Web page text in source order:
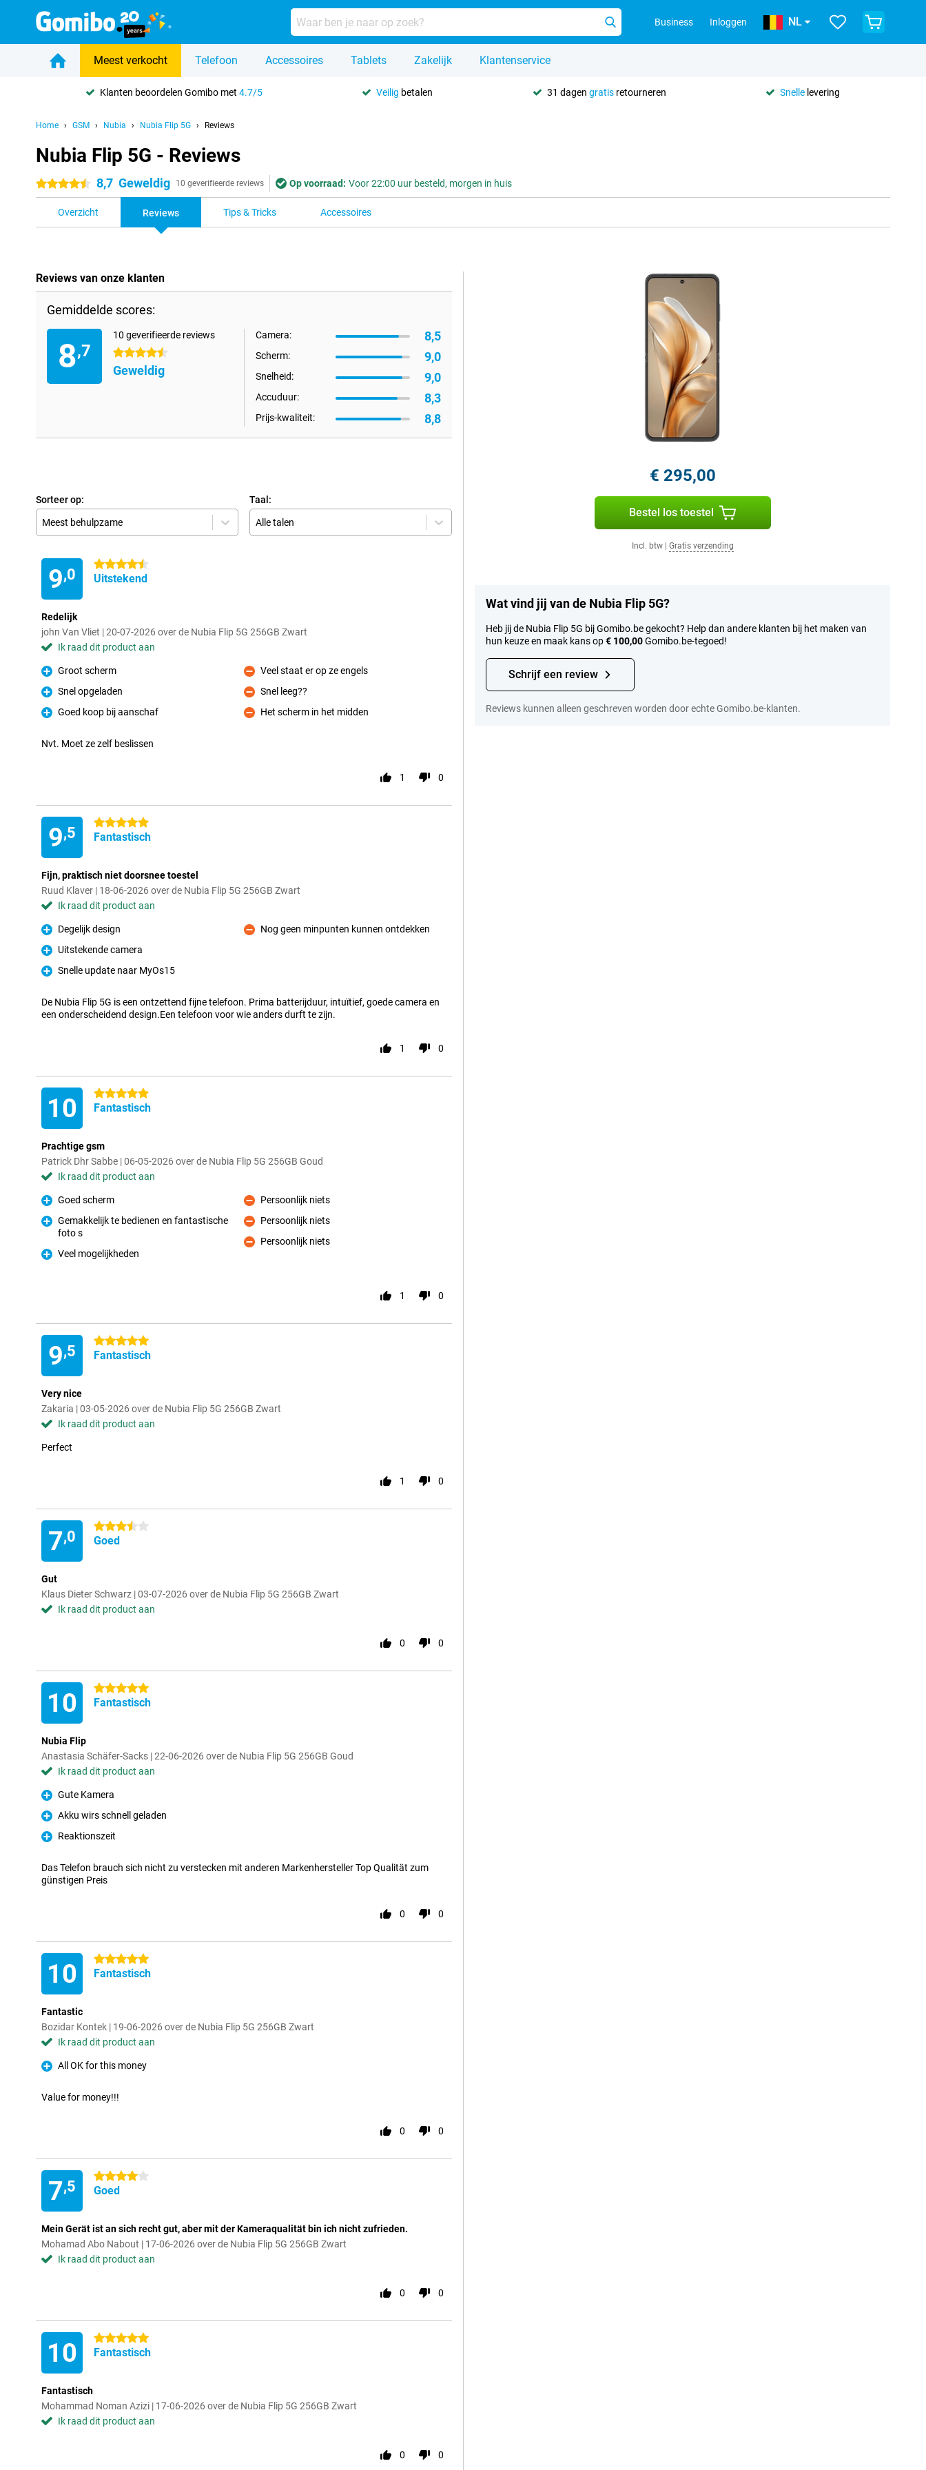
Business Inloggen NL
Meest verkocht Telefoon Accessoires Tablets Zakelijk Klantenservice
Klanten beoordelen Gomibo met 4.7/5 Veilig betalen 31 dagen gratisretourneren Snelle levering
Home GSM Nubia Nubia Flip 5G Reviews
Nubia Flip 5G - Reviews
4.5 sterren 8,7 Geweldig 10 geverifieerde reviews Op voorraad: Voor 22:00 uur besteld, morgen in huis
Overzicht Reviews Tips & Tricks Accessoires
Reviews van onze klanten
Gemiddelde scores:
8,7
10 geverifieerde reviews
4.5 sterren
Geweldig
Camera: 8,5
Scherm: 9,0
Snelheid: 9,0
Accuduur: 8,3
Prijs-kwaliteit: 8,8
Sorteer op:
Meest behulpzame
Taal:
Alle talen
9,0
4.5 sterren
Uitstekend
Redelijk
john Van Vliet | 20-07-2026 over de Nubia Flip 5G 256GB Zwart
Ik raad dit product aan
Pluspunt
Groot scherm
Pluspunt
Snel opgeladen
Pluspunt
Goed koop bij aanschaf
Minpunt
Veel staat er op ze engels
Minpunt
Snel leeg??
Minpunt
Het scherm in het midden
Nvt. Moet ze zelf beslissen
1 0
9,5
5 sterren
Fantastisch
Fijn, praktisch niet doorsnee toestel
Ruud Klaver | 18-06-2026 over de Nubia Flip 5G 256GB Zwart
Ik raad dit product aan
Pluspunt
Degelijk design
Pluspunt
Uitstekende camera
Pluspunt
Snelle update naar MyOs15
Minpunt
Nog geen minpunten kunnen ontdekken
De Nubia Flip 5G is een ontzettend fijne telefoon. Prima batterijduur, intuïtief, goede camera en
een onderscheidend design.Een telefoon voor wie anders durft te zijn.
1 0
10 5 sterren
Fantastisch
Prachtige gsm
Patrick Dhr Sabbe | 06-05-2026 over de Nubia Flip 5G 256GB Goud
Ik raad dit product aan
Pluspunt
Goed scherm
Pluspunt
Gemakkelijk te bedienen en fantastische
foto s
Pluspunt
Veel mogelijkheden
Minpunt
Persoonlijk niets
Minpunt
Persoonlijk niets
Minpunt
Persoonlijk niets
1 0
9,5
5 sterren
Fantastisch
Very nice
Zakaria | 03-05-2026 over de Nubia Flip 5G 256GB Zwart
Ik raad dit product aan
Perfect
1 0
7,0
3.5 sterren
Goed
Gut
Klaus Dieter Schwarz | 03-07-2026 over de Nubia Flip 5G 256GB Zwart
Ik raad dit product aan
0 0
10 5 sterren
Fantastisch
Nubia Flip
Anastasia Schäfer-Sacks | 22-06-2026 over de Nubia Flip 5G 256GB Goud
Ik raad dit product aan
Pluspunt
Gute Kamera
Pluspunt
Akku wirs schnell geladen
Pluspunt
Reaktionszeit
Das Telefon brauch sich nicht zu verstecken mit anderen Markenhersteller Top Qualität zum
günstigen Preis
0 0
10 5 sterren
Fantastisch
Fantastic
Bozidar Kontek | 19-06-2026 over de Nubia Flip 5G 256GB Zwart
Ik raad dit product aan
Pluspunt
All OK for this money
Value for money!!!
0 0
7,5
4 sterren
Goed
Mein Gerät ist an sich recht gut, aber mit der Kameraqualität bin ich nicht zufrieden.
Mohamad Abo Nabout | 17-06-2026 over de Nubia Flip 5G 256GB Zwart
Ik raad dit product aan
0 0
10 5 sterren
Fantastisch
Fantastisch
Mohammad Noman Azizi | 17-06-2026 over de Nubia Flip 5G 256GB Zwart
Ik raad dit product aan
0 0
€ 295,00
Bestel los toestel
Incl. btw| Gratis verzending
Wat vind jij van de Nubia Flip 5G?
Heb jij de Nubia Flip 5G bij Gomibo.be gekocht? Help dan andere klanten bij het maken van
hun keuze en maak kans op€ 100,00Gomibo.be-tegoed!
Schrijf een review
Reviews kunnen alleen geschreven worden door echte Gomibo.be-klanten.